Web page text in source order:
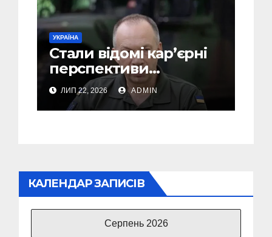
УКРАЇНА
Стали відомі кар’єрні
перспективи
Сирського після
звільнення з посади
Головкому ВСУ
ЛИП 22, 2026 ADMIN
КАЛЕНДАР ЗАПИСІВ
Серпень 2026